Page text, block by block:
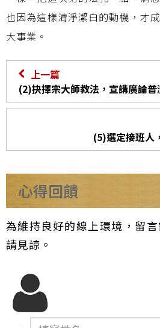
也因為這樣清淨潔白的動機，才
大事業。
上一篇
(2)抉擇宗大師教法，宣講廣論普
(5)選定接班人
心得回饋
為維持良好的線上環境，留
請見諒。